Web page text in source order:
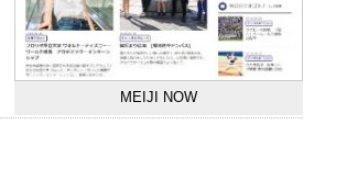
MEIJI NOW